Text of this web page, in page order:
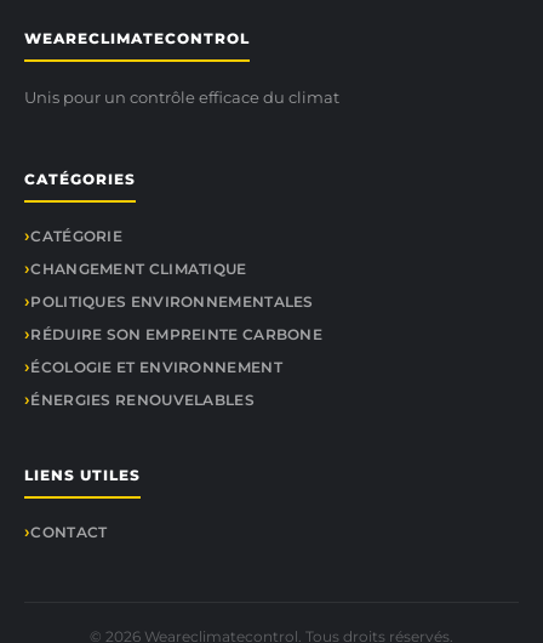
WEARECLIMATECONTROL
Unis pour un contrôle efficace du climat
CATÉGORIES
CATÉGORIE
CHANGEMENT CLIMATIQUE
POLITIQUES ENVIRONNEMENTALES
RÉDUIRE SON EMPREINTE CARBONE
ÉCOLOGIE ET ENVIRONNEMENT
ÉNERGIES RENOUVELABLES
LIENS UTILES
CONTACT
© 2026 Weareclimatecontrol. Tous droits réservés.